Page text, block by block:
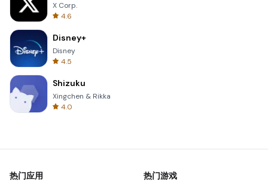
X Corp.
4.6
Disney+
Disney
4.5
Shizuku
Xingchen & Rikka
4.0
热门应用 热门游戏